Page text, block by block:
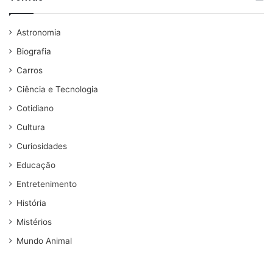
Astronomia
Biografia
Carros
Ciência e Tecnologia
Cotidiano
Cultura
Curiosidades
Educação
Entretenimento
História
Mistérios
Mundo Animal